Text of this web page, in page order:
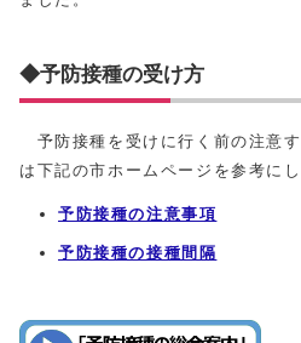
◆予防接種の受け方
予防接種を受けに行く前の注意
は下記の市ホームページを参考にし
予防接種の注意事項
予防接種の接種間隔